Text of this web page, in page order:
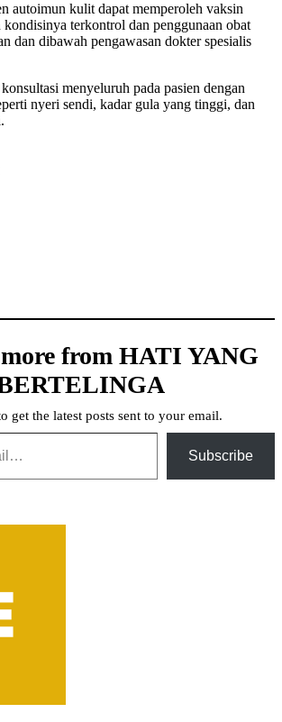
autoimun kulit dapat memperoleh vaksin
terkontrol dan penggunaan obat
dan dibawah pengawasan dokter spesialis
menyeluruh pada pasien dengan
nyeri sendi, kadar gula yang tinggi, dan
from HATI YANG
get the latest posts sent to your email.
Subscribe